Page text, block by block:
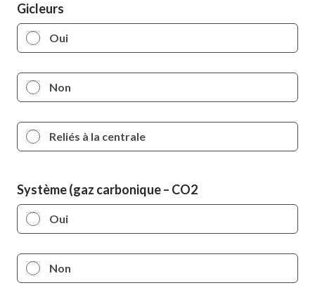
Gicleurs
Oui
Non
Reliés à la centrale
Système (gaz carbonique – CO2
Oui
Non